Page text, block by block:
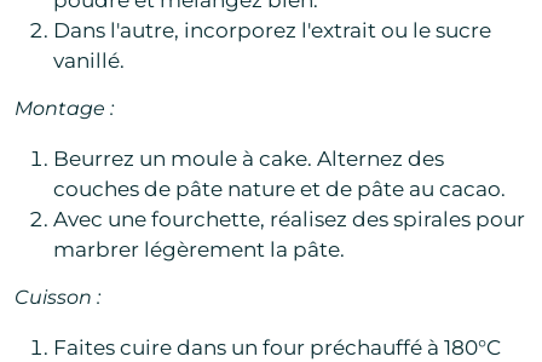
Dans l'autre, incorporez l'extrait ou le sucre
vanillé.
Montage :
Beurrez un moule à cake. Alternez des
couches de pâte nature et de pâte au cacao.
Avec une fourchette, réalisez des spirales pour
marbrer légèrement la pâte.
Cuisson :
Faites cuire dans un four préchauffé à 180°C